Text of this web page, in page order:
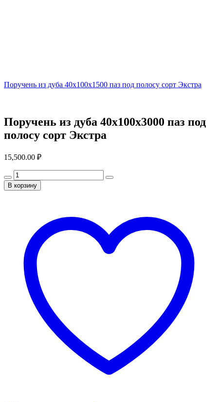
Поручень из дуба 40x100x1500 паз под полосу сорт Экстра
Поручень из дуба 40x100x3000 паз под
полосу сорт Экстра
15,500.00 ₽
В корзину